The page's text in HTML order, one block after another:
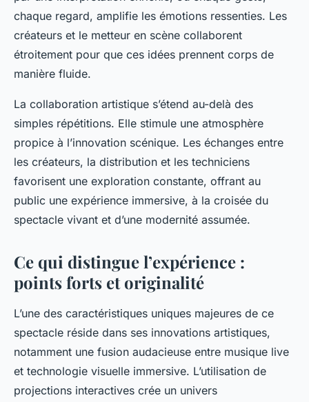
chaque regard, amplifie les émotions ressenties. Les
créateurs et le metteur en scène collaborent
étroitement pour que ces idées prennent corps de
manière fluide.
La collaboration artistique s’étend au-delà des
simples répétitions. Elle stimule une atmosphère
propice à l’innovation scénique. Les échanges entre
les créateurs, la distribution et les techniciens
favorisent une exploration constante, offrant au
public une expérience immersive, à la croisée du
spectacle vivant et d’une modernité assumée.
Ce qui distingue l’expérience :
points forts et originalité
L’une des caractéristiques uniques majeures de ce
spectacle réside dans ses innovations artistiques,
notamment une fusion audacieuse entre musique live
et technologie visuelle immersive. L’utilisation de
projections interactives crée un univers